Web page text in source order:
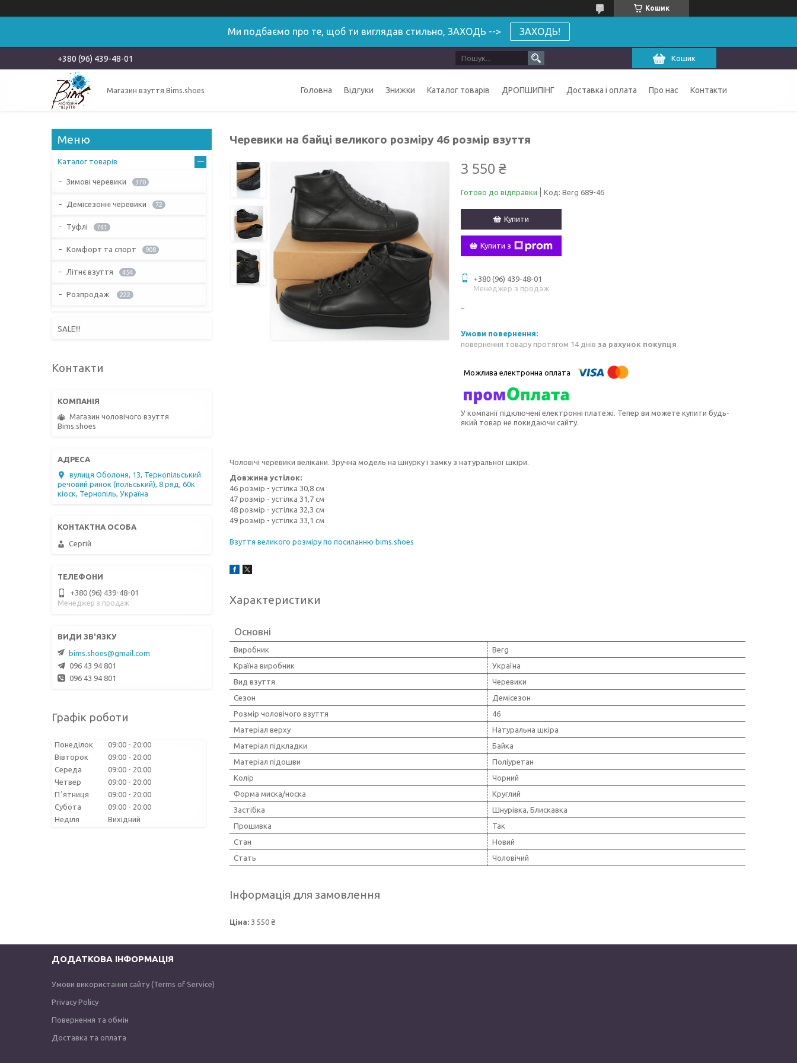
Кошик
Ми подбаємо про те, щоб ти виглядав стильно, ЗАХОДЬ --> ЗАХОДЬ!
+380 (96) 439-48-01 Кошик
Магазин взуття Bims.shoes Головна Відгуки Знижки Каталог товарів ДРОПШИПІНГ Доставка і оплата Про нас Контакти
Черевики на байці великого розміру 46 розмір взуття
3 550 ₴
Готово до відправки Код: Berg 689-46
Купити
Купити з
+380 (96) 439-48-01
Менеджер з продаж
повернення товару протягом 14 днів за рахунок покупця
У компанії підключені електронні платежі. Тепер ви можете купити будь-
який товар не покидаючи сайту.
Чоловічі черевики велікани. Зручна модель на шнурку і замку з натуральної шкіри.
Довжина устілок:
46 розмір - устілка 30,8 см
47 розмір - устілка 31,7 см
48 розмір - устілка 32,3 см
49 розмір - устілка 33,1 см
Взуття великого розміру по посиланню bims.shoes
Характеристики
Основні
Виробник
Berg
Країна виробник
Україна
Вид взуття
Черевики
Сезон
Демісезон
Розмір чоловічого взуття
46
Матеріал верху
Натуральна шкіра
Матеріал підкладки
Байка
Матеріал підошви
Поліуретан
Колір
Чорний
Форма миска/носка
Круглий
Застібка
Шнурівка, Блискавка
Прошивка
Так
Стан
Новий
Стать
Чоловічий
Інформація для замовлення
Ціна: 3 550 ₴
Каталог товарів
Зимові черевики 370
Демісезонні черевики 72
Туфлі 741
Комфорт та спорт 908
Літнє взуття 454
Розпродаж 222
SALE!!!
Контакти
Магазин чоловічого взуття
Bims.shoes
вулиця Оболоня, 13, Тернопільський
речовий ринок (польський), 8 ряд, 60к
кіоск, Тернопіль, Україна
Сергій
+380 (96) 439-48-01
Менеджер з продаж
bims.shoes@gmail.com
096 43 94 801
096 43 94 801
Графік роботи
Понеділок 09:00
20:00
Вівторок
09:00
20:00
Середа
09:00
20:00
Четвер
09:00
20:00
Пʼятниця
09:00
20:00
Субота
09:00
20:00
Неділя
Вихідний
ДОДАТКОВА ІНФОРМАЦІЯ
Умови використання сайту (Terms of Service)
Privacy Policy
Повернення та обмін
Доставка та оплата